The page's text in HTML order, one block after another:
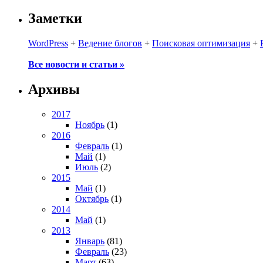
Заметки
WordPress + Ведение блогов + Поисковая оптимизация +
Все новости и статьи »
Архивы
2017
Ноябрь (1)
2016
Февраль (1)
Май (1)
Июль (2)
2015
Май (1)
Октябрь (1)
2014
Май (1)
2013
Январь (81)
Февраль (23)